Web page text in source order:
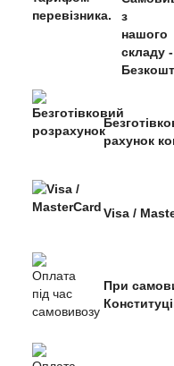
рахунок
Visa /
При